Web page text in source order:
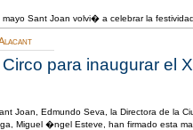
mayo Sant Joan volvi� a celebrar la
para inaugurar el
Joan, Edmundo Seva, la Directora de la
Miguel �ngel Esteve, han firmado esta